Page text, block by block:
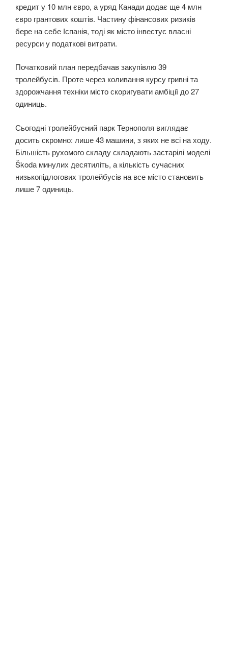
кредит у 10 млн євро, а уряд Канади додає ще 4 млн
євро грантових коштів. Частину фінансових ризиків
бере на себе Іспанія, тоді як місто інвестує власні
ресурси у податкові витрати.
Початковий план передбачав закупівлю 39
тролейбусів. Проте через коливання курсу гривні та
здорожчання техніки місто скоригувати амбіції до 27
одиниць.
Сьогодні тролейбусний парк Тернополя виглядає
досить скромно: лише 43 машини, з яких не всі на ходу.
Більшість рухомого складу складають застарілі моделі
Škodа минулих десятиліть, а кількість сучасних
низькопідлогових тролейбусів на все місто становить
лише 7 одиниць.